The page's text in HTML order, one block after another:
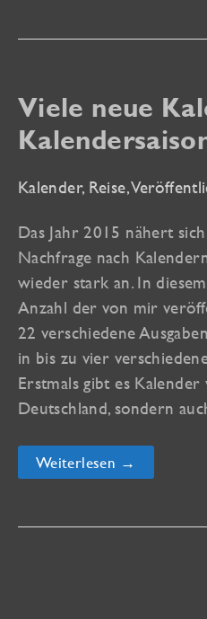
Viele neue
Kalender, Reise,
Das Jahr 2015 nähert
Nachfrage nach
wieder stark an. In
Anzahl der von mir
22 verschiedene
in bis zu vier
Erstmals gibt es
Deutschland, sondern
Viele
neue
die
Weiterlesen →